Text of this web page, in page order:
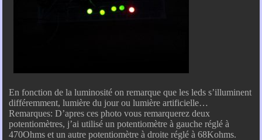
En fonction de la luminosité on remarque que les leds s’illuminent
différemment, lumière du jour ou lumière artificielle…
Remarques: D’apres ces photo vous remarquerez deux
potentiomètres, j’ai utilisé un potentiomètre à gauche réglé à
470Ohms et un autre potentiomètre à droite réglé à 68Kohms.